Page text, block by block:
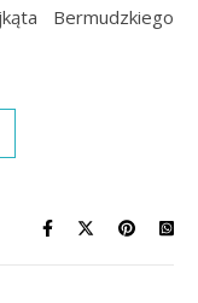
Bermudzkiego